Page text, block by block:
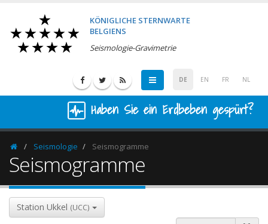
KÖNIGLICHE STERNWARTE
BELGIENS
Seismologie-Gravimetrie
DE EN FR NL
Haben Sie ein Erdbeben gespürt?
HomepageSeismologie Seismogramme
Seismogramme
Station Ukkel (UCC)